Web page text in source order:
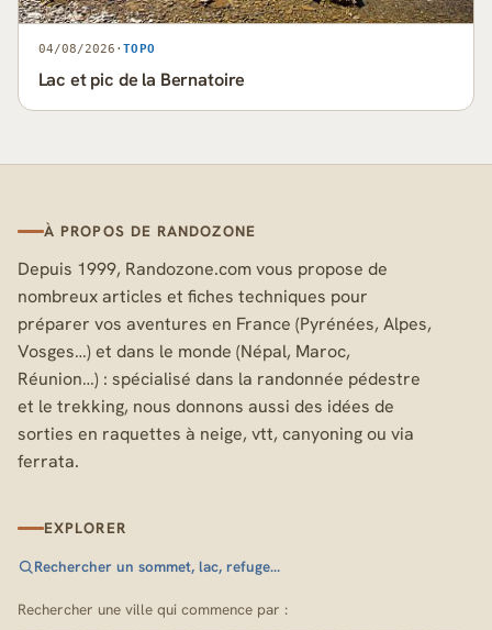
04/08/2026 · TOPO
Lac et pic de la Bernatoire
À PROPOS DE RANDOZONE
Depuis 1999, Randozone.com vous propose de
nombreux articles et fiches techniques pour
préparer vos aventures en France (Pyrénées, Alpes,
Vosges…) et dans le monde (Népal, Maroc,
Réunion…) : spécialisé dans la randonnée pédestre
et le trekking, nous donnons aussi des idées de
sorties en raquettes à neige, vtt, canyoning ou via
ferrata.
EXPLORER
Rechercher un sommet, lac, refuge…
Rechercher une ville qui commence par :